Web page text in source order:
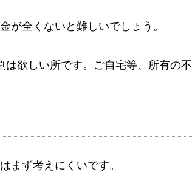
全くないと難しいでしょう。
欲しい所です。ご自宅等、所有の不
まず考えにくいです。